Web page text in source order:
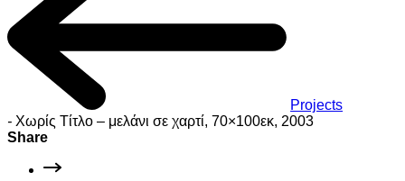
Projects
- Χωρίς Τίτλο – μελάνι σε χαρτί, 70×100εκ, 2003
Share